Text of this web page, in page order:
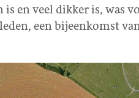
is en veel dikker is, was
een bijeenkomst